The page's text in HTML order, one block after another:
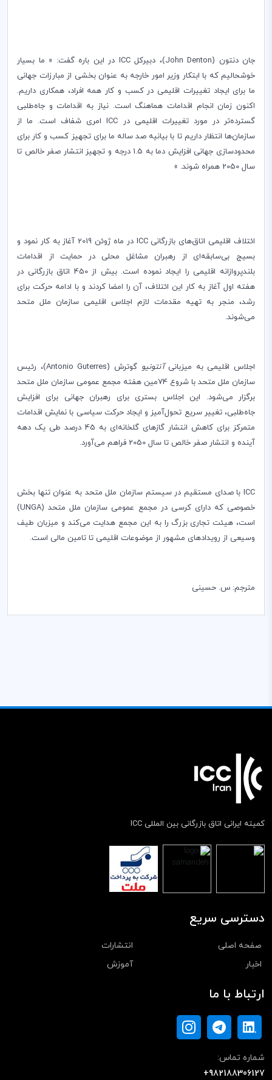
جان دنتون (John Denton)، دبیر‌کل ‌ICC در این باره گفت: « ما بسیار
خوشحالیم که با ابتکار وزیر امور خارجه به عنوان بخشی از مبارزات جهانی
ما برای ایجاد تغییرات اقلیمی در کسب و کار همه افراد، همکاری داریم.
اکنون زمان انجام اقدامات هماهنگ است. نیاز به اقدامات و جاه‌طلبی
گسترده‌تر در مورد تغییرات اقلیمی در ICCامری شفاف است. ما از
سازمان‌‌ها انتظار داریم تا با بیانیه صد‌‌ ساله ما برای تجهیز کسب و کار برای
محدود‌سازی جهانی افزایش دما به 1.5‌ درجه و تجهیز انتشار صفر خالص تا
سال 2050 همراه شوند. »
ائتلاف اقلیمی اتاق‌های بازرگانی‌ICC
در ماه ژوئن 2019 آغاز به کار نمود و
بسیج بی‌سابقه‌ای از رهبران مشاغل محلی در حمایت از اقدامات
بلند‌پروازانه اقلیمی را ایجاد نموده است. بیش از 450 اتاق بازرگانی در
هفته اول آغاز به کار این ائتلاف، آن را امضا کردند و با ادامه حرکت برای
رشد، منجر به تهیه مقدمات لازم اجلاس اقلیمی سازمان ملل متحد
می‌شوند.
اجلاس اقلیمی به میزبانیآنتونیو ‌ گوترش (Antonio Guterres)، رئیس
سازمان ملل متحد با شروع 74‌مین هفته مجمع عمومی سازمان ملل متحد
برگزار می‌شود. این اجلاس بستری برای رهبران جهانی برای افزایش
جاه‌طلبی، تغییر سریع تحول‌آمیز و ایجاد حرکت سیاسی با نمایش اقدامات
متمرکز برای کاهش انتشار گازهای گلخانه‌ای به 45 درصد طی یک دهه
آینده و انتشار صفر خالص تا سال 2050 فراهم می‌آورد.
ICC با صدای مستقیم در سیستم سازمان ملل متحد به عنوان تنها بخش
خصوصی که دارای کرسی در مجمع عمومی سازمان ملل متحد (UNGA
)
است، هیئت تجاری بزرگ را به این مجمع هدایت می‌کند و میزبان طیف
وسیعی از رویدادهای مشهور از موضوعات اقلیمی تا تامین مالی است.
مترجم: س. حسینی
کمیته ایرانی اتاق بازرگانی بین المللی ICC
دسترسی سریع
صفحه اصلی
انتشارات
اخبار
آموزش
ارتباط با ما
شماره تماس:
+982188306127